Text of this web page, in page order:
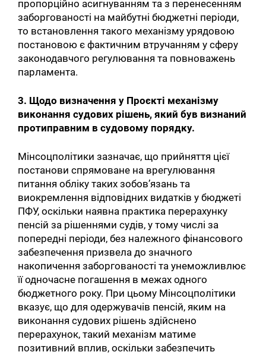
пропорційно асигнуванням та з перенесенням
заборгованості на майбутні бюджетні періоди,
то встановлення такого механізму урядовою
постановою є фактичним втручанням у сферу
законодавчого регулювання та повноважень
парламента.
3. Щодо визначення у Проєкті механізму
виконання судових рішень, який був визнаний
протиправним в судовому порядку.
Мінсоцполітики зазначає, що прийняття цієї
постанови спрямоване на врегулювання
питання обліку таких зобов’язань та
виокремлення відповідних видатків у бюджеті
ПФУ, оскільки наявна практика перерахунку
пенсій за рішеннями судів, у тому числі за
попередні періоди, без належного фінансового
забезпечення призвела до значного
накопичення заборгованості та унеможливлює
її одночасне погашення в межах одного
бюджетного року. При цьому Мінсоцполітики
вказує, що для одержувачів пенсій, яким на
виконання судових рішень здійснено
перерахунок, такий механізм матиме
позитивний вплив, оскільки забезпечить